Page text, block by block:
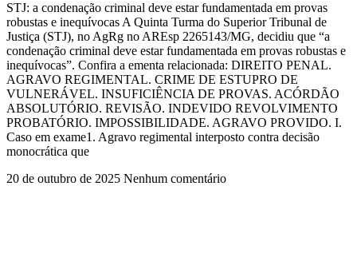
STJ: a condenação criminal deve estar fundamentada em provas
robustas e inequívocas A Quinta Turma do Superior Tribunal de
Justiça (STJ), no AgRg no AREsp 2265143/MG, decidiu que “a
condenação criminal deve estar fundamentada em provas robustas e
inequívocas”. Confira a ementa relacionada: DIREITO PENAL.
AGRAVO REGIMENTAL. CRIME DE ESTUPRO DE
VULNERÁVEL. INSUFICIÊNCIA DE PROVAS. ACÓRDÃO
ABSOLUTÓRIO. REVISÃO. INDEVIDO REVOLVIMENTO
PROBATÓRIO. IMPOSSIBILIDADE. AGRAVO PROVIDO. I.
Caso em exame1. Agravo regimental interposto contra decisão
monocrática que
20 de outubro de 2025 Nenhum comentário